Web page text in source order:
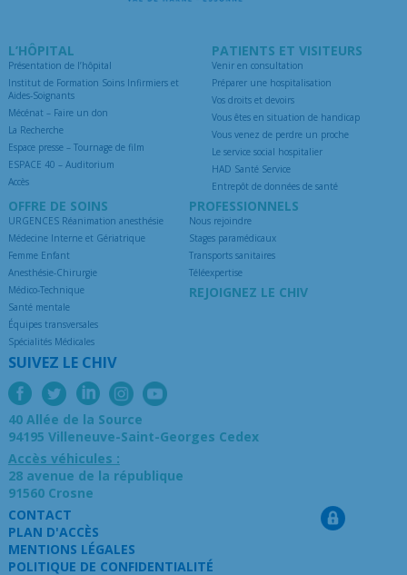
L’HÔPITAL
Présentation de l’hôpital
Institut de Formation Soins Infirmiers et
Aides-Soignants
Mécénat – Faire un don
La Recherche
Espace presse – Tournage de film
ESPACE 40 – Auditorium
Accès
PATIENTS ET VISITEURS
Venir en consultation
Préparer une hospitalisation
Vos droits et devoirs
Vous êtes en situation de handicap
Vous venez de perdre un proche
Le service social hospitalier
HAD Santé Service
Entrepôt de données de santé
OFFRE DE SOINS
URGENCES Réanimation anesthésie
Médecine Interne et Gériatrique
Femme Enfant
Anesthésie-Chirurgie
Médico-Technique
Santé mentale
Équipes transversales
Spécialités Médicales
PROFESSIONNELS
Nous rejoindre
Stages paramédicaux
Transports sanitaires
Téléexpertise
REJOIGNEZ LE CHIV
SUIVEZ LE CHIV
40 Allée de la Source
94195 Villeneuve-Saint-Georges Cedex
Accès véhicules :
28 avenue de la république
91560 Crosne
CONTACT
PLAN D'ACCÈS
MENTIONS LÉGALES
POLITIQUE DE CONFIDENTIALITÉ